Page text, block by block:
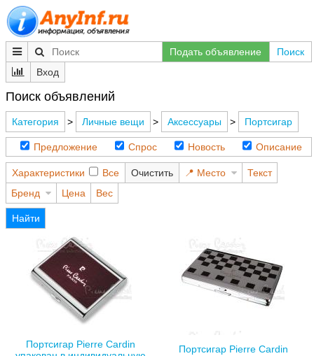
Подать объявление
Поиск
Вход
Поиск объявлений
Категория > Личные вещи > Аксессуары > Портсигар
Предложение Спрос Новость Описание
Характеристики Все Очистить Место
Текст
Бренд
Цена Вес
Найти
Портсигар Pierre Cardin
Портсигар Pierre Cardin